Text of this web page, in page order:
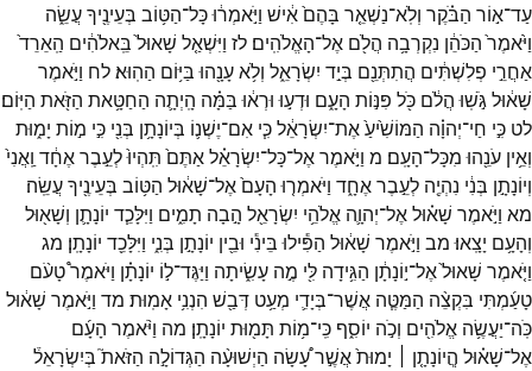
עַד־א֣וֹר הַבֹּ֗קֶר וְלֹֽא־נַשְׁאֵ֤ר בָּהֶם֙אִ֔ישׁ וַיֹּ֣אמְר֔וּכָּל־הַטּ֥וֹב בְּעֵינֶ֖יךָעֲשֵׂ֑ה
וַיֹּ֙אמֶר֙ הַכֹּהֵ֔ן נִקְרְבָ֥ה הֲלֹ֖ם אֶל־הָאֱלֹהִֽים׃ לז וַיִּשְׁאַ֤ל שָׁאוּל֙ בֵּֽאלֹהִ֔ים הַֽאֵרֵד֙
אַחֲרֵ֣י פְלִשְׁתִּ֔ים הֲתִתְּנֵ֖ם בְּיַ֣ד יִשְׂרָאֵ֑ל וְלֹ֥אעָנָ֖הוּ בַּיּ֥וֹם הַהֽוּא׃לח וַיֹּ֣אמֶר
שָׁא֔וּלגֹּ֣שֽׁוּ הֲלֹ֔ם כֹּ֖ל פִּנּ֣וֹת הָעָ֑ם וּדְע֣וּ וּרְא֔וּ בַּמָּ֗ה הָֽיְתָ֛ה הַחַטָּ֥את הַזֹּ֖את הַיּֽוֹם׃
לט כִּ֣י חַי־יְהוָ֗ה הַמּוֹשִׁ֙יעַ֙אֶת־יִשְׂרָאֵ֔לכִּ֧י אִם־יֶשְׁנ֛וֹ בְּיוֹנָתָ֥ן בְּנִ֖י כִּ֣י מ֣וֹת יָמ֑וּת
וְאֵ֥ין עֹנֵ֖הוּ מִכָּל־הָעָֽם׃ מ וַיֹּ֣אמֶראֶל־כָּל־יִשְׂרָאֵ֗לאַתֶּם֙ תִּֽהְיוּ֙לְעֵ֣בֶראֶחָ֔ד וַֽאֲנִי֙
וְיוֹנָתָ֣ן בְּנִ֔י נִהְיֶ֖ה לְעֵ֣בֶראֶחָ֑ד וַיֹּאמְר֤וּ הָעָם֙אֶל־שָׁא֔וּל הַטּ֥וֹב בְּעֵינֶ֖יךָעֲשֵֽׂה׃
מא וַיֹּ֣אמֶר שָׁא֗וּלאֶל־יְהוָ֛ה אֱלֹהֵ֥י יִשְׂרָאֵ֖ל הָ֣בָה תָמִ֑ים וַיִּלָּכֵ֧ד יוֹנָתָ֛ן וְשָׁא֖וּל
וְהָעָ֥ם יָצָֽאוּ׃ מב וַיֹּ֣אמֶר שָׁא֔וּל הַפִּ֕ילוּ בֵּינִ֕י וּבֵ֖ין יוֹנָתָ֣ן בְּנִ֑י וַיִּלָּכֵ֖ד יוֹנָתָֽן׃ מג
וַיֹּ֤אמֶר שָׁאוּל֙אֶל־י֣וֹנָתָ֔ן הַגִּ֥ידָה לִּ֖י מֶ֣ה עָשִׂ֑יתָה וַיַּגֶּד־ל֣וֹ יוֹנָתָ֗ן וַיֹּאמֶר֩טָעֹ֨ם
טָעַ֜מְתִּי בִּקְצֵ֨ה הַמַּטֶּ֧ה אֲשֶׁר־בְּיָדִ֛י מְעַ֥ט דְּבַ֖שׁ הִנְנִ֥י אָמֽוּת׃ מד וַיֹּ֣אמֶר שָׁא֔וּל
כֹּֽה־יַעֲשֶׂ֥ה אֱלֹהִ֖ים וְכֹ֣ה יוֹסִ֑ף כִּֽי־מ֥וֹת תָּמ֖וּת יוֹנָתָֽן׃ מה וַיֹּ֨אמֶר הָעָ֜ם
אֶל־שָׁא֗וּל הֲ‍ֽיוֹנָתָ֤ן ׀ יָמוּת֙אֲשֶׁ֣רעָ֠שָׂה הַיְשׁוּעָ֨ה הַגְּדוֹלָ֣ה הַזֹּאת֮ בְּיִשְׂרָאֵל֒